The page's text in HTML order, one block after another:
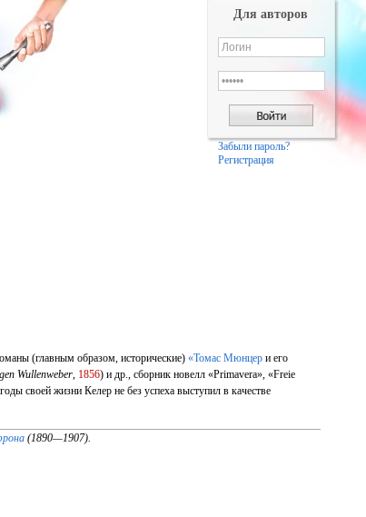
Для авторов
Забыли пароль?
Регистрация
(главным образом, исторические) «Томас Мюнцер и его
Wullenweber, 1856) и др., сборник новелл «Primavera», «Freie
своей жизни Келер не без успеха выступил в качестве
(1890—1907).